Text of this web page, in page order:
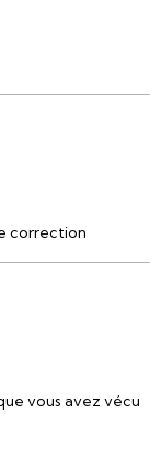
correction
vous avez vécu